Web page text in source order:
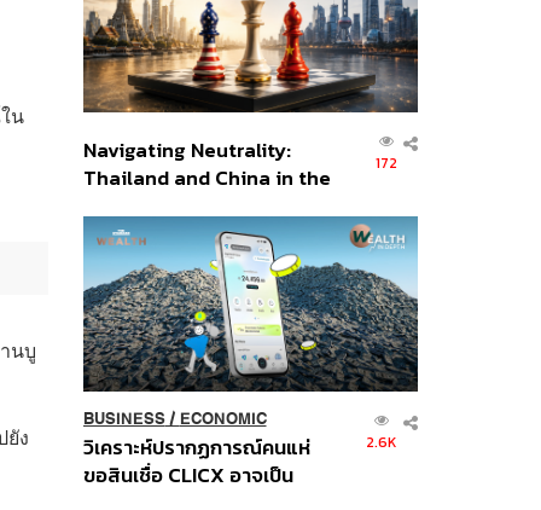
น
นบู
ยัง
Navigating Neutrality:
Thailand and China in the
Order
172
BUSINESS/ ECONOMIC
วิเคราะห์ปรากฏการณ์คนแห่
ขอสินเชื่อ CLICX อาจเป็น
2.6K